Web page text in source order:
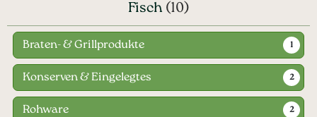
Fisch (10)
Braten- & Grillprodukte 1
Konserven & Eingelegtes 2
Rohware 2